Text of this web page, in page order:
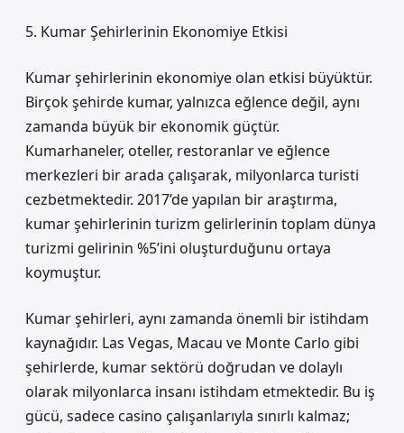
5. Kumar Şehirlerinin Ekonomiye Etkisi
Kumar şehirlerinin ekonomiye olan etkisi büyüktür.
Birçok şehirde kumar, yalnızca eğlence değil, aynı
zamanda büyük bir ekonomik güçtür.
Kumarhaneler, oteller, restoranlar ve eğlence
merkezleri bir arada çalışarak, milyonlarca turisti
cezbetmektedir. 2017’de yapılan bir araştırma,
kumar şehirlerinin turizm gelirlerinin toplam dünya
turizmi gelirinin %5’ini oluşturduğunu ortaya
koymuştur.
Kumar şehirleri, aynı zamanda önemli bir istihdam
kaynağıdır. Las Vegas, Macau ve Monte Carlo gibi
şehirlerde, kumar sektörü doğrudan ve dolaylı
olarak milyonlarca insanı istihdam etmektedir. Bu iş
gücü, sadece casino çalışanlarıyla sınırlı kalmaz;